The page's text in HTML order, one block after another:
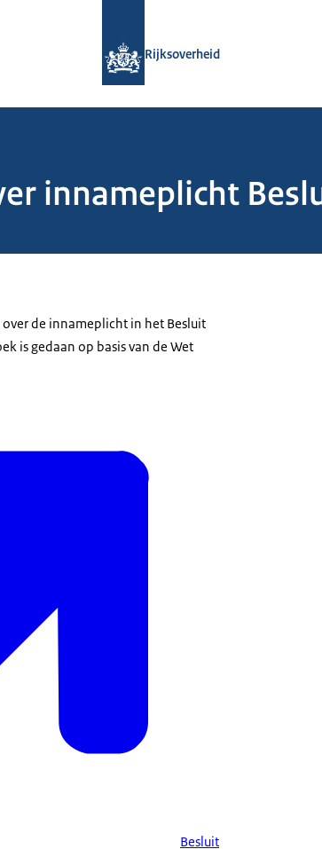
Rijksoverheid
innameplicht
de innameplicht in het Besluit
is gedaan op basis van de Wet
Besluit